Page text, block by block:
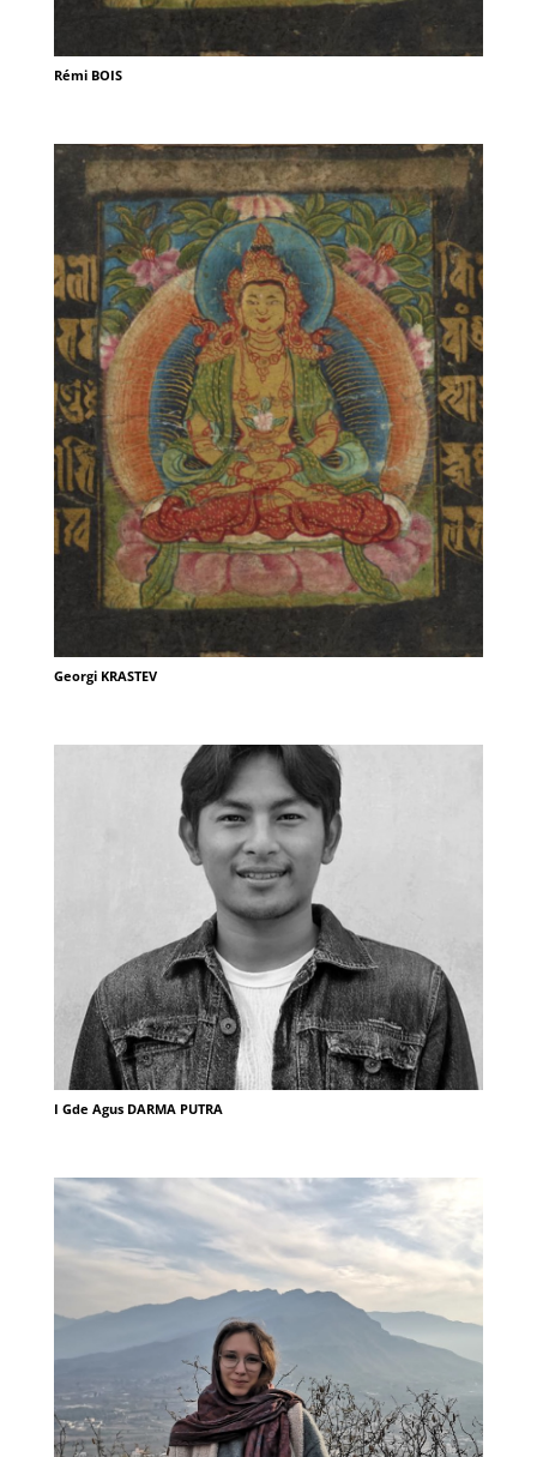
Rémi BOIS
Georgi KRASTEV
I Gde Agus DARMA PUTRA